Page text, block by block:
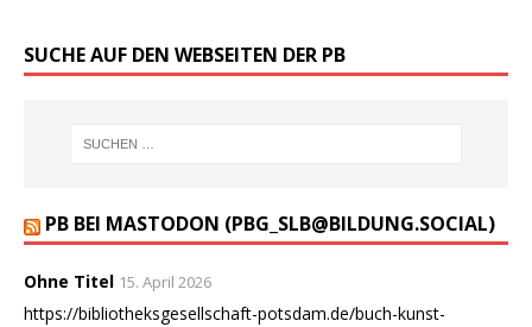
SUCHE AUF DEN WEBSEITEN DER PB
PB BEI MASTODON (PBG_SLB@BILDUNG.SOCIAL)
Ohne Titel 15. April 2026
https://bibliotheksgesellschaft-potsdam.de/buch-kunst-